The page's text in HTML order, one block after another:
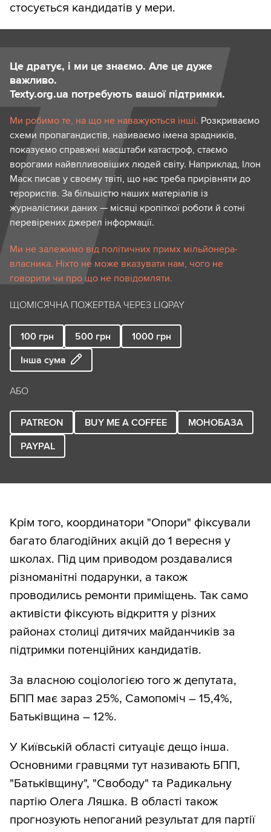
стосується кандидатів у мери.
Це дратує, і ми це знаємо. Але це дуже
важливо.
Texty.org.ua потребують вашої підтримки.
Ми робимо те, на що не наважуються інші. Розкриваємо
схеми пропагандистів, називаємо імена зрадників,
показуємо справжні масштаби катастроф, стаємо
ворогами найвпливовіших людей світу. Наприклад, Ілон
Маск писав у своєму твіті, що нас треба прирівняти до
терористів. За більшістю наших матеріалів із
журналістики даних — місяці кропіткої роботи й сотні
перевірених джерел інформації.
Ми не залежимо від політичних примх мільйонера-
власника. Ніхто не може вказувати нам, чого не
говорити чи про що не повідомляти.
ЩОМІСЯЧНА ПОЖЕРТВА ЧЕРЕЗ LIQPAY
100 грн 500 грн 1000 грн
Інша сума
АБО
PATREON BUY ME A COFFEE
МОНОБАЗА
PAYPAL
Крім того, координатори "Опори" фіксували
багато благодійних акцій до 1 вересня у
школах. Під цим приводом роздавалися
різноманітні подарунки, а також
проводились ремонти приміщень. Так само
активісти фіксують відкриття у різних
районах столиці дитячих майданчиків за
підтримки потенційних кандидатів.
За власною соціологією того ж депутата,
БПП має зараз 25%, Самопоміч – 15,4%,
Батьківщина – 12%.
У Київській області ситуаціє дещо інша.
Основними гравцями тут називають БПП,
"Батьківщину", "Свободу" та Радикальну
партію Олега Ляшка. В області також
прогнозують непоганий результат для партії